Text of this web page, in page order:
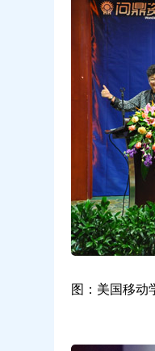
图：美国移动